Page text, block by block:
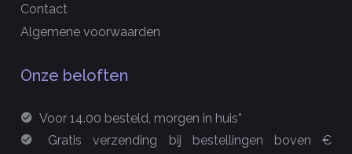
Contact
Algemene voorwaarden
Onze beloften
Voor 14.00 besteld, morgen in huis*
Gratis verzending bij bestellingen boven €